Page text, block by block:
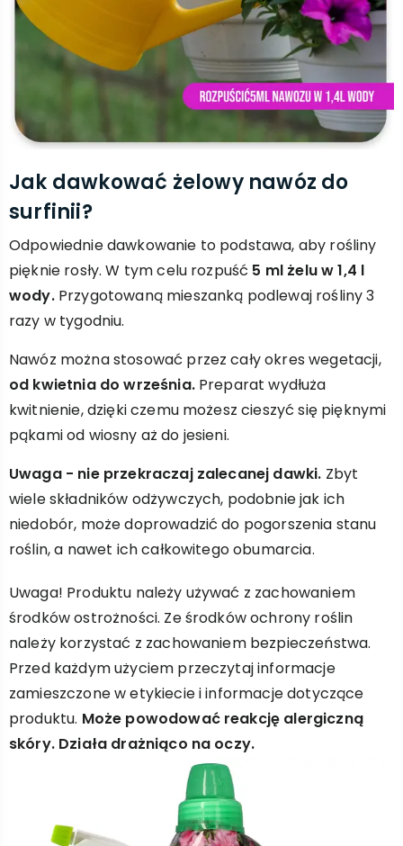
Jak dawkować żelowy nawóz do
surfinii?
Odpowiednie dawkowanie to podstawa, aby rośliny
pięknie rosły. W tym celu rozpuść 5 ml żelu w 1,4 l
wody.Przygotowaną mieszanką podlewaj rośliny 3
razy w tygodniu.
Nawóz można stosować przez cały okres wegetacji,
od kwietnia do września.Preparat wydłuża
kwitnienie, dzięki czemu możesz cieszyć się pięknymi
pąkami od wiosny aż do jesieni.
Uwaga - nie przekraczaj zalecanej dawki. Zbyt
wiele składników odżywczych, podobnie jak ich
niedobór, może doprowadzić do pogorszenia stanu
roślin, a nawet ich całkowitego obumarcia.
Uwaga! Produktu należy używać z zachowaniem
środków ostrożności. Ze środków ochrony roślin
należy korzystać z zachowaniem bezpieczeństwa.
Przed każdym użyciem przeczytaj informacje
zamieszczone w etykiecie i informacje dotyczące
produktu. Może powodować reakcję alergiczną
skóry. Działa drażniąco na oczy.